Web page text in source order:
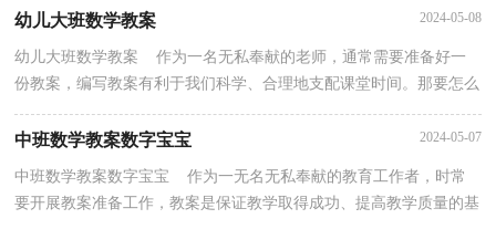
幼儿大班数学教案 2024-05-08
幼儿大班数学教案 作为一名无私奉献的老师，通常需要准备好一
份教案，编写教案有利于我们科学、合理地支配课堂时间。那要怎么
中班数学教案数字宝宝 2024-05-07
中班数学教案数字宝宝 作为一无名无私奉献的教育工作者，时常
要开展教案准备工作，教案是保证教学取得成功、提高教学质量的基